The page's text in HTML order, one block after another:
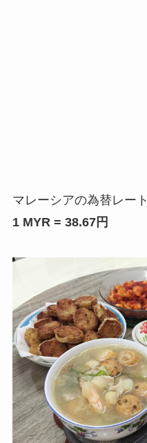
マレーシアの為替レート
1 MYR = 38.67円